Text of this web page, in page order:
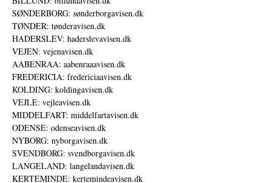
SØNDERBORG: sønderborgavisen.dk
TØNDER: tønderavisen.dk
HADERSLEV: haderslevavisen.dk
VEJEN: vejenavisen.dk
AABENRAA: aabenraaavisen.dk
FREDERICIA: fredericiaavisen.dk
KOLDING: koldingavisen.dk
VEJLE: vejleavisen.dk
MIDDELFART: middelfartavisen.dk
ODENSE: odenseavisen.dk
NYBORG: nyborgavisen.dk
SVENDBORG: svendborgavisen.dk
LANGELAND: langelandavisen.dk
KERTEMINDE: kertemindeavisen.dk